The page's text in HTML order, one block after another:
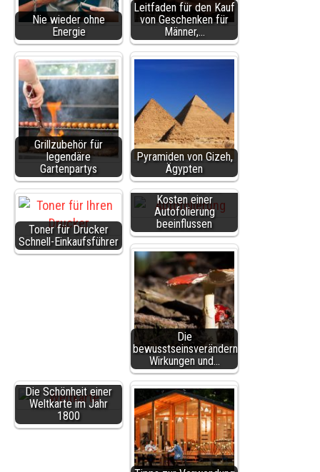
Nie wieder ohne
Energie
Leitfaden für den Kauf
von Geschenken für
Männer,…
Grillzubehör für
legendäre
Gartenpartys
Pyramiden von Gizeh,
Ägypten
Toner für Drucker
Schnell-Einkaufsführer
Faktoren, die die
Kosten einer
Autofolierung
beeinflussen
Die
bewusstseinsverändernden
Wirkungen und…
Die Schönheit einer
Weltkarte im Jahr
1800